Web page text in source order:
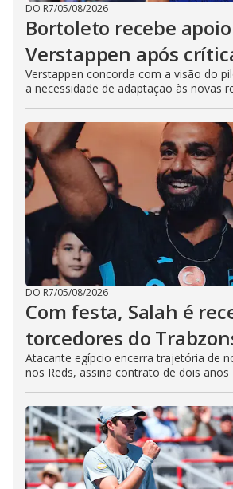
DO R7/05/08/2026
Bortoleto recebe
Verstappen após
Verstappen concorda com a visão do
a necessidade de adaptação às novas
DO R7/05/08/2026
Com festa, Salah é
torcedores do
Atacante egípcio encerra trajetória de
nos Reds, assina contrato de dois anos